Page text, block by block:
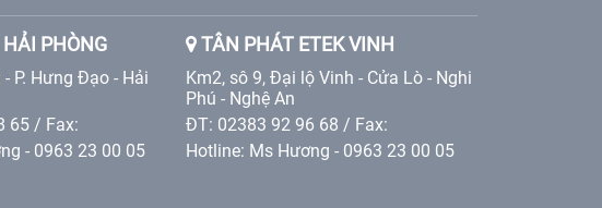
PHÒNG
P. Hưng Đạo - Hải
65 / Fax:
- 0963 23 00 05
TÂN PHÁT ETEK VINH
Km2, sô 9, Đại lộ Vinh - Cửa Lò - Nghi
Phú - Nghệ An
ĐT: 02383 92 96 68 / Fax:
Hotline: Ms Hương - 0963 23 00 05